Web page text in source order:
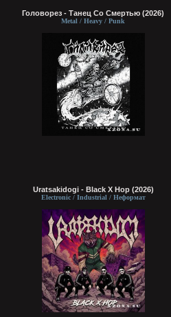
Головорез - Tанец Со Смертью (2026)
Metal / Heavy / Punk
Uratsakidogi - Black X Hop (2026)
Electronic / Industrial / Неформат